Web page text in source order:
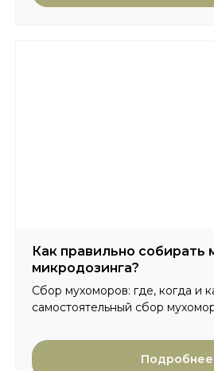
Как правильно собирать
микродозинга?
Сбор мухоморов: где, когда и
самостоятельный сбор
Подробнее